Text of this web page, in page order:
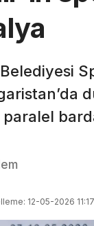
paralel
12-05-2026 11:17